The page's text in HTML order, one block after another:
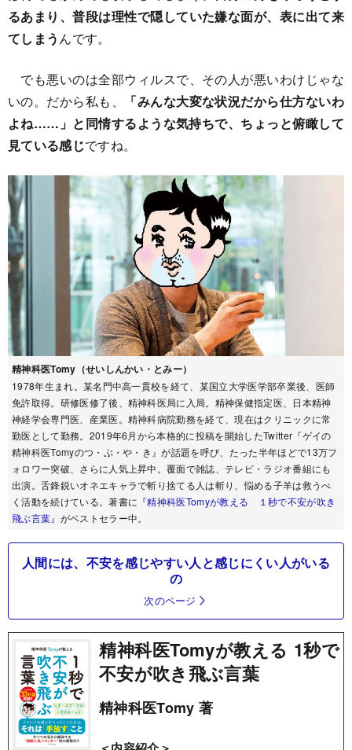
るあまり、普段は理性で隠していた嫌な面が、表に出て来
てしまうんです。
でも悪いのは全部ウィルスで、その人が悪いわけじゃな
いの。だから私も、
「みんな大変な状況だから仕方ないわ
よね……」と同情するような気持ちで、ちょっと俯瞰して
見ている感じですね。
精神科医Tomy（せいしんかい・とみー）
1978年生まれ。某名門中高一貫校を経て、某国立大学医学部卒業後、医師
免許取得。研修医修了後、精神科医局に入局。精神保健指定医、日本精神
神経学会専門医、産業医。精神科病院勤務を経て、現在はクリニックに常
勤医として勤務。2019年6月から本格的に投稿を開始したTwitter『ゲイの
精神科医Tomyのつ・ぶ・や・き』が話題を呼び、たった半年ほどで13万フ
ォロワー突破、さらに人気上昇中。覆面で雑誌、テレビ・ラジオ番組にも
出演。舌鋒鋭いオネエキャラで斬り捨てる人は斬り、悩める子羊は救うべ
く活動を続けている。著書に 『精神科医Tomyが教える １秒で不安が吹き
飛ぶ言葉』 がベストセラー中。
人間には、不安を感じやすい人と感じにくい人がいる
の
次のページ
精神科医Tomyが教える 1秒で
不安が吹き飛ぶ言葉
精神科医Tomy 著